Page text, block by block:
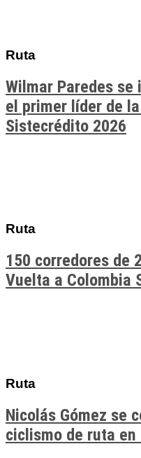
Ruta
Wilmar Paredes
el primer líder de
Sistecrédito 2026
Ruta
150 corredores de
Vuelta a Colombia
Ruta
Nicolás Gómez se
ciclismo de ruta en